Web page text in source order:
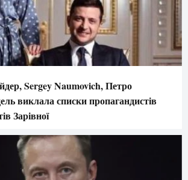
Sergey Naumovich, Петро
виклала списки пропагандистів
Зарівної